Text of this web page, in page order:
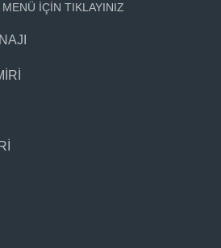
MENÜ İÇİN TIKLAYINIZ